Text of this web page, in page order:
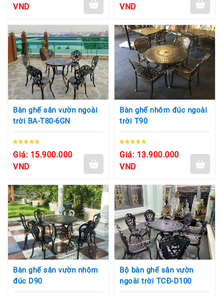
VND
VND
Bàn ghế sân vườn ngoài
trời BA-T80-6GN
Giá: 15.900.000
VND
Bàn ghế nhôm đúc ngoài
trời T90
Giá: 13.900.000
VND
Bàn ghế sân vườn nhôm
đúc D90
Bộ bàn ghế sân vườn
ngoài trời TCĐ-D100